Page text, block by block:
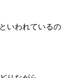
といわれているの